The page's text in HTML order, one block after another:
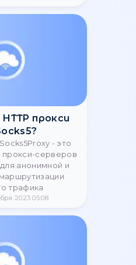
с SIM-картой.
з
проксі в
Покроковий гайд
ніж приступати до
і використання
розуміти, що